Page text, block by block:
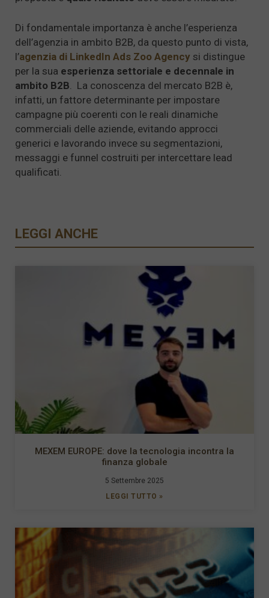
Di fondamentale importanza è anche l’esperienza
dell’agenzia in ambito B2B, da questo punto di vista,
l’agenzia di LinkedIn Ads Zoo Agency si distingue
per la sua esperienza settoriale e decennale in
ambito B2B . La conoscenza del mercato B2B è,
infatti, un fattore determinante per impostare
campagne più coerenti con le reali dinamiche
commerciali delle aziende, evitando approcci
generici e lavorando invece su segmentazioni,
messaggi e funnel costruiti per intercettare lead
qualificati.
LEGGI ANCHE
MEXEM EUROPE: dove la tecnologia incontra la
finanza globale
5 Settembre 2025
LEGGI TUTTO »